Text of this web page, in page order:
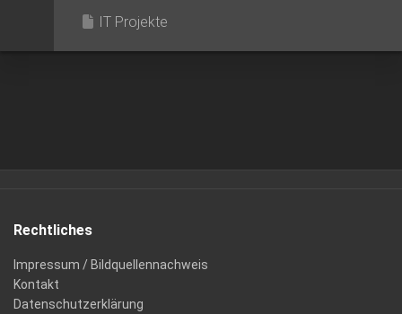
IT Projekte
Rechtliches
Impressum / Bildquellennachweis
Kontakt
Datenschutzerklärung